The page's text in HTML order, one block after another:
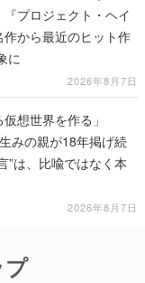
プロジェクト・ヘイ
から最近のヒット作
に
2026年8月7日
想世界を作る」
みの親が18年掲げ続
”は、比喩ではなく本
2026年8月7日